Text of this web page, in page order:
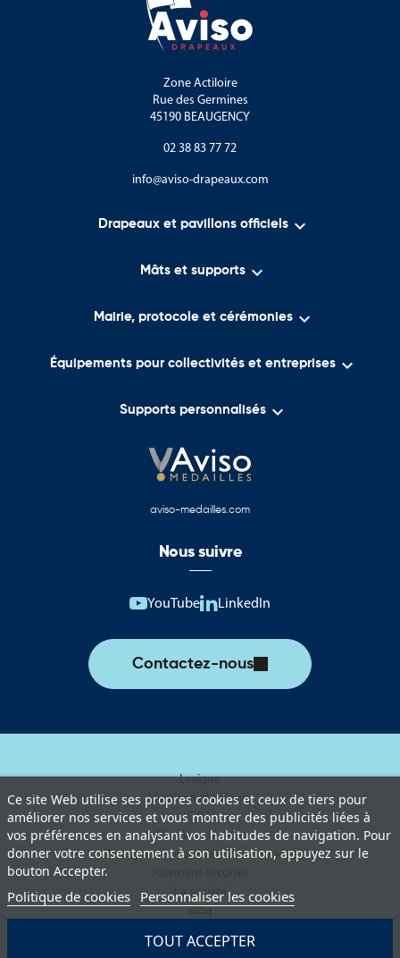
Zone Actiloire
Rue des Germines
45190 BEAUGENCY
02 38 83 77 72
info@aviso-drapeaux.com
Drapeaux et pavillons officiels 
Mâts et supports 
Mairie, protocole et cérémonies 
Équipements pour collectivités et entreprises 
Supports personnalisés 
Ce site Web utilise ses propres cookies et ceux de tiers pour
améliorer nos services et vous montrer des publicités liées à
vos préférences en analysant vos habitudes de navigation. Pour
donner votre consentement à son utilisation, appuyez sur le
bouton Accepter.
Politique de cookies Personnaliser les cookies
TOUT ACCEPTER
aviso-medailles.com
Nous suivre
YouTube LinkedIn
Contactez-nous
Lexique
Livraison et retours
C.G.V
Mentions légales
Politique de protection des données
La société
Blog